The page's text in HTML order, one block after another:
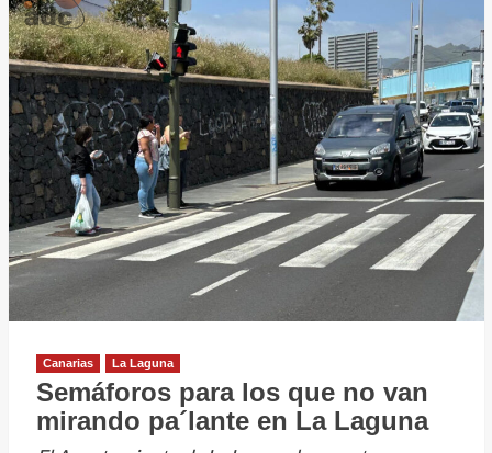
Hernández,
candidato
a
la
Alcaldía
de
La
Laguna
por
Coalición
Canaria
con
respaldo
unánime
de
Canarias La Laguna
Semáforos para los que no van
mirando pa´lante en La Laguna